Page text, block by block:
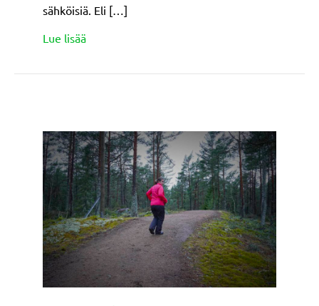
sähköisiä. Eli […]
Lue lisääabout Käynnissä olevien hankkeiden